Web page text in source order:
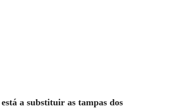
a substituir as tampas dos